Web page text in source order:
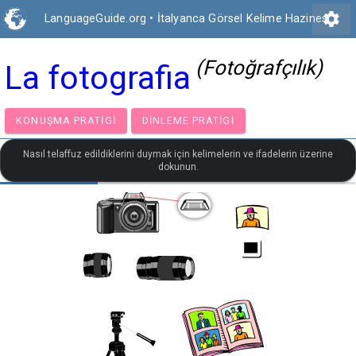
LanguageGuide.org • İtalyanca Görsel Kelime Hazinesisettings
La fotografia (Fotoğrafçılık)
KONUŞMA PRATIGI DINLEME PRATIGI
Nasıl telaffuz edildiklerini duymak için kelimelerin ve ifadelerin üzerine
dokunun.